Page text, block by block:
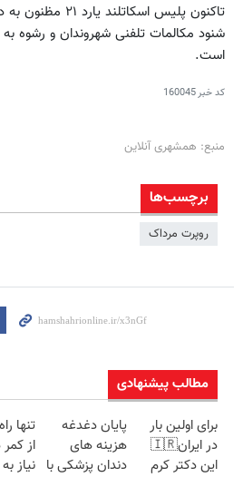
تاکنون پلیس
شنود مکالمات تلفنی شهروندان و رشوه
است.
کد خبر160045
منبع: همشهری آنلاین
برچسب‌ها
روپرت مرداک
مطالب پیشنهادی
برای اولین بار
در ایران🇮🇷
این دکتر کرم
پایان دغدغه
هزینه های
دندان پزشکی با
تنها
از
نیاز